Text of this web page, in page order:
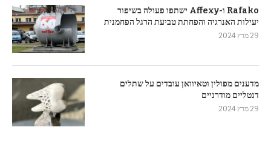
Rafako ו-Affexy ישתפו פעולה בשיפור
יעילות האנרגיה והפחתת טביעת הרגל הפחמנית
29 מרץ 2024
מדענים מפולין וטאיוואן עובדים על שתלים
דנטליים מודרניים
29 מרץ 2024